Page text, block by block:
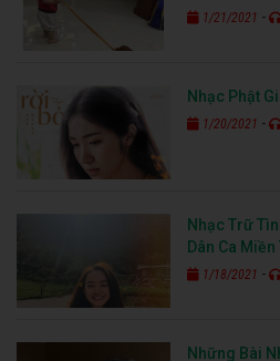
1/21/2021 -
Nhạc Phật
1/20/2021 -
Nhạc Trữ
Dân Ca Miền
1/18/2021 -
Những Bài